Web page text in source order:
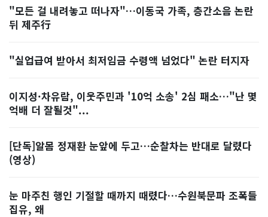
"모든 걸 내려놓고 떠나자"…이동국 가족, 층간소음 논란
뒤 제주行
"실업급여 받아서 최저임금 수령액 넘었다" 논란 터지자
이지성·차유람, 이웃주민과 '10억 소송' 2심 패소…"난 몇
억배 더 잘될것"...
[단독]알몸 정재환 눈앞에 두고…순찰차는 반대로 달렸다
(영상)
눈 마주친 행인 기절할 때까지 때렸다…수원북문파 조폭들
집유, 왜